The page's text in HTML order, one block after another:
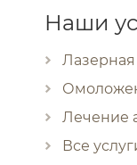
Наши
Лечение
Все